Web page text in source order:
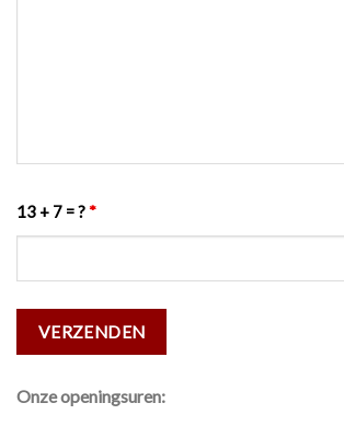
13 + 7 = ?*
Onze openingsuren: